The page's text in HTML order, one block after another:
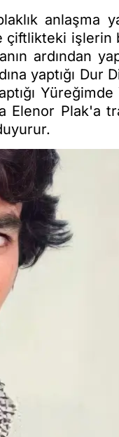
anlaşma
işlerin
ardından
yaptığı
Elenor Plak'a